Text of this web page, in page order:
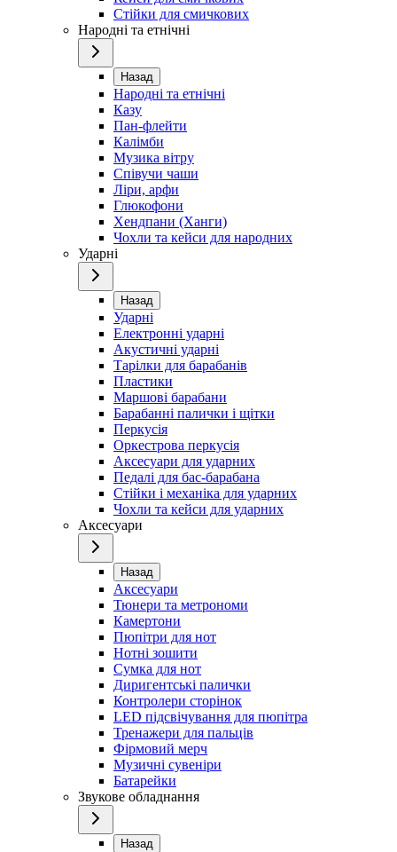
Стійки для смичкових
Народні та етнічні
Назад
Народні та етнічні
Казу
Пан-флейти
Калімби
Музика вітру
Співучи чаши
Ліри, арфи
Глюкофони
Хендпани (Ханги)
Чохли та кейси для народних
Ударні
Назад
Ударні
Електронні ударні
Акустичні ударні
Тарілки для барабанів
Пластики
Маршові барабани
Барабанні палички і щітки
Перкусія
Оркестрова перкусія
Аксесуари для ударних
Педалі для бас-барабана
Стійки і механіка для ударних
Чохли та кейси для ударних
Аксесуари
Назад
Аксесуари
Тюнери та метрономи
Камертони
Пюпітри для нот
Нотні зошити
Сумка для нот
Диригентські палички
Контролери сторінок
LED підсвічування для пюпітра
Тренажери для пальців
Фірмовий мерч
Музичні сувеніри
Батарейки
Звукове обладнання
Назад